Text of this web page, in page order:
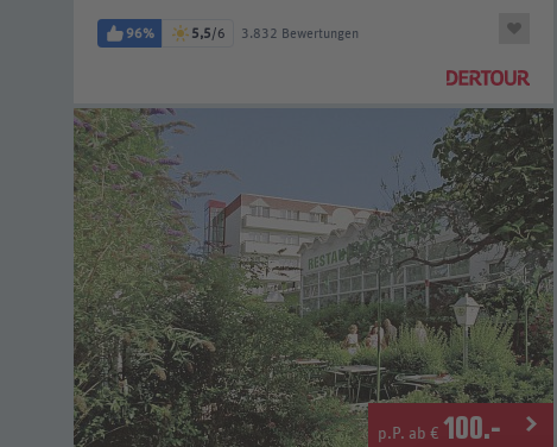
96% 5,5/6 3.832 Bewertungen
p.P. ab € 100.-